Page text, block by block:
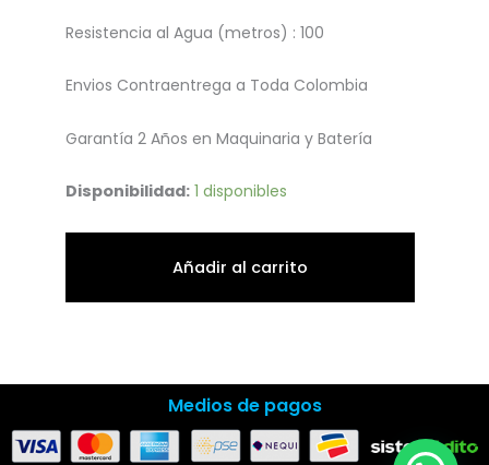
Resistencia al Agua (metros) : 100
Envios Contraentrega a Toda Colombia
Garantía 2 Años en Maquinaria y Batería
Disponibilidad: 1 disponibles
Reloj
Añadir al carrito
Medios de pagos